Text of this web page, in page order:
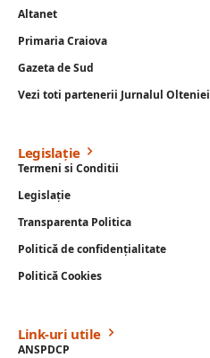
Altanet
Primaria Craiova
Gazeta de Sud
Vezi toti partenerii Jurnalul Olteniei
Legislație
Termeni si Conditii
Legislație
Transparenta Politica
Politică de confidențialitate
Politică Cookies
Link-uri utile
ANSPDCP